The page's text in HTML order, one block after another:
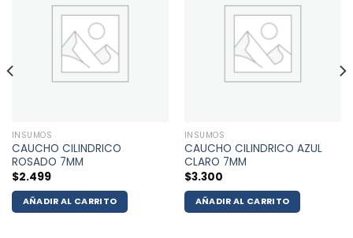
INSUMOS
CAUCHO CILINDRICO
ROSADO 7MM
$2.499
AÑADIR AL CARRITO
INSUMOS
CAUCHO CILINDRICO AZUL
CLARO 7MM
$3.300
AÑADIR AL CARRITO